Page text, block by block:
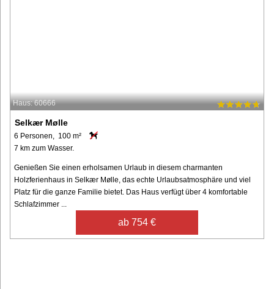
Haus: 60666
Selkær Mølle
6 Personen, 100 m²
7 km zum Wasser.
Genießen Sie einen erholsamen Urlaub in diesem charmanten
Holzferienhaus in Selkær Mølle, das echte Urlaubsatmosphäre und viel
Platz für die ganze Familie bietet. Das Haus verfügt über 4 komfortable
Schlafzimmer ...
ab 754 €